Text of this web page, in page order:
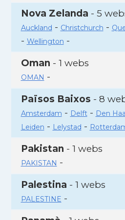
Nova Zelanda - 5
Auckland - Christchurch -
- Wellington -
Oman - 1 webs
OMAN -
Països Baixos - 8
Amsterdam - Delft- Den
Leiden - Lelystad -
Pakistan - 1 webs
PAKISTAN -
Palestina - 1 webs
PALESTINE -